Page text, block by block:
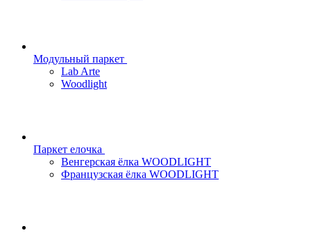
Модульный паркет
Lab Arte
Woodlight
Паркет елочка
Венгерская ёлка WOODLIGHT
Французская ёлка WOODLIGHT